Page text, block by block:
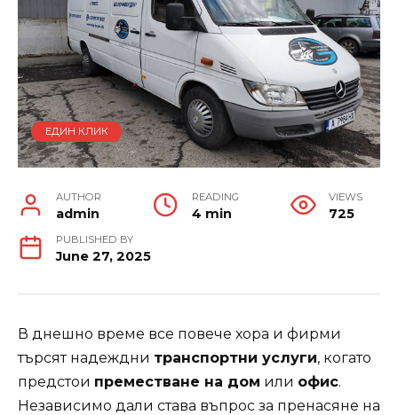
ЕДИН КЛИК
AUTHOR
admin
READING
4 min
VIEWS
725
PUBLISHED BY
June 27, 2025
В днешно време все повече хора и фирми
търсят надеждни транспортни услуги, когато
предстои преместване на дом или офис.
Независимо дали става въпрос за пренасяне на